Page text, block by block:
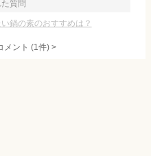
質問
鍋の素のおすすめは？
メント (1件) >